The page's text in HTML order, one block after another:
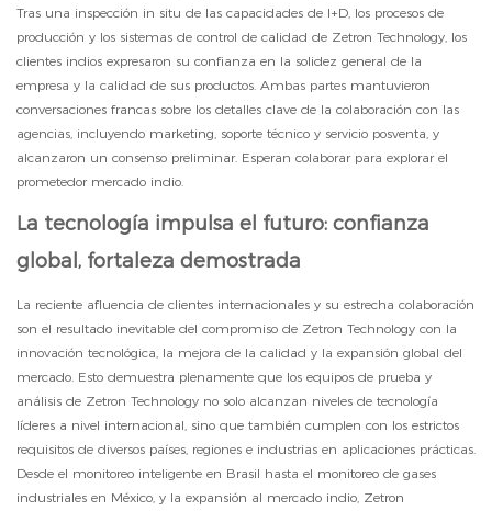
Tras una inspección in situ de las capacidades de I+D, los procesos de
producción y los sistemas de control de calidad de Zetron Technology, los
clientes indios expresaron su confianza en la solidez general de la
empresa y la calidad de sus productos. Ambas partes mantuvieron
conversaciones francas sobre los detalles clave de la colaboración con las
agencias, incluyendo marketing, soporte técnico y servicio posventa, y
alcanzaron un consenso preliminar. Esperan colaborar para explorar el
prometedor mercado indio.
La tecnología impulsa el futuro: confianza
global, fortaleza demostrada
La reciente afluencia de clientes internacionales y su estrecha colaboración
son el resultado inevitable del compromiso de Zetron Technology con la
innovación tecnológica, la mejora de la calidad y la expansión global del
mercado. Esto demuestra plenamente que los equipos de prueba y
análisis de Zetron Technology no solo alcanzan niveles de tecnología
líderes a nivel internacional, sino que también cumplen con los estrictos
requisitos de diversos países, regiones e industrias en aplicaciones prácticas.
Desde el monitoreo inteligente en Brasil hasta el monitoreo de gases
industriales en México, y la expansión al mercado indio, Zetron